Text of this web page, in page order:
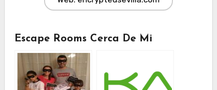
Escape Rooms Cerca De Mi